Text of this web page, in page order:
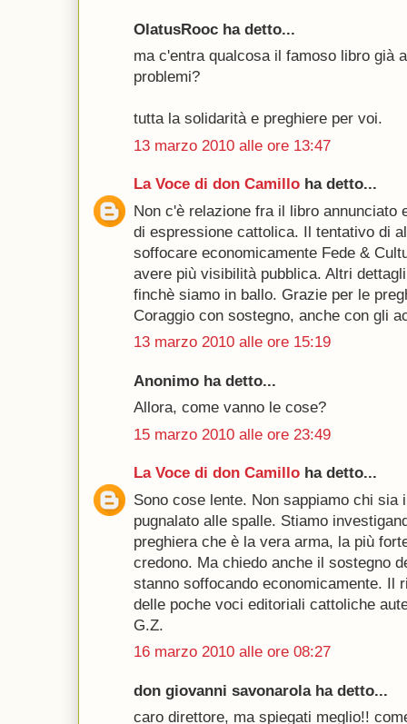
OlatusRooc ha detto...
ma c'entra qualcosa il famoso libro già
problemi?
tutta la solidarità e preghiere per voi.
13 marzo 2010 alle ore 13:47
La Voce di don Camillo ha detto...
Non c'è relazione fra il libro annunciato
di espressione cattolica. Il tentativo di
soffocare economicamente Fede &
avere più visibilità pubblica. Altri
finchè siamo in ballo. Grazie per le
Coraggio con sostegno, anche con gli
13 marzo 2010 alle ore 15:19
Anonimo ha detto...
Allora, come vanno le cose?
15 marzo 2010 alle ore 23:49
La Voce di don Camillo ha detto...
Sono cose lente. Non sappiamo chi sia
pugnalato alle spalle. Stiamo
preghiera che è la vera arma, la più
credono. Ma chiedo anche il sostegno
stanno soffocando economicamente. Il
delle poche voci editoriali cattoliche
G.Z.
16 marzo 2010 alle ore 08:27
don giovanni savonarola ha detto...
caro direttore, ma spiegati meglio!!